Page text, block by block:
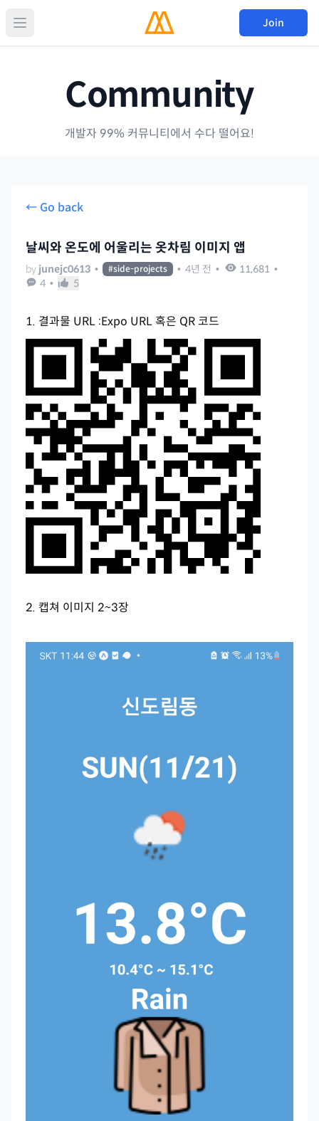
Join
Community
개발자 99% 커뮤니티에서 수다 떨어요!
← Go back
날씨와 온도에 어울리는 옷차림 이미지 앱
by junejc0613 • #side-projects • 4년 전 • 11,681 •
4 • 5
1. 결과물 URL :Expo URL 혹은 QR 코드
2. 캡쳐 이미지 2~3장